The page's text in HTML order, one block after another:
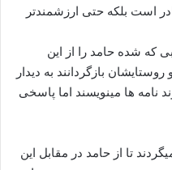
است بلکه حتی ارزشمندتر
که شده حامد را از این
بازگردانند به دیدار
نامه ها مینویسند اما پاسخی
تا از حامد در مقابل این